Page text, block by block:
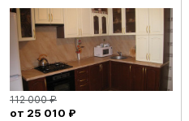
112 000 ₽
от 25 010 ₽